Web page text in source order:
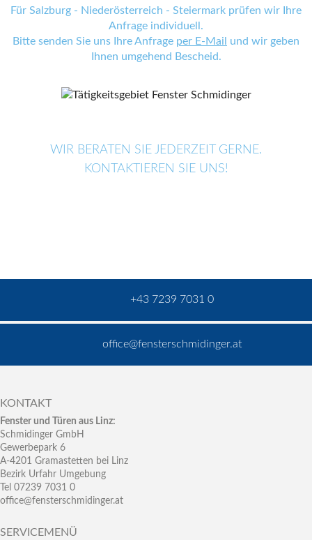
Für Salzburg - Niederösterreich - Steiermark prüfen wir Ihre
Anfrage individuell.
Bitte senden Sie uns Ihre Anfrage per E-Mail
und wir geben
Ihnen umgehend Bescheid.
WIR BERATEN SIE JEDERZEIT GERNE.
KONTAKTIEREN SIE UNS!
+43 7239 7031 0
office@fensterschmidinger.at
KONTAKT
Fenster und Türen aus Linz:
Schmidinger GmbH
Gewerbepark 6
A-4201 Gramastetten bei Linz
Bezirk Urfahr Umgebung
Tel 07239 7031 0
office@fensterschmidinger.at
SERVICEMENÜ